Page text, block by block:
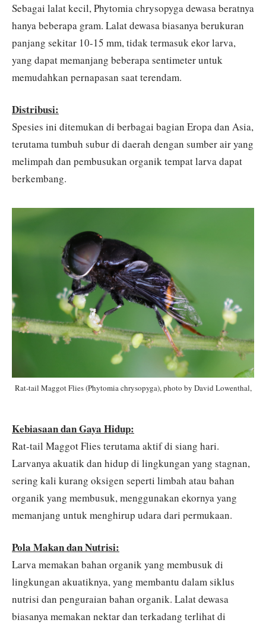
Sebagai lalat kecil, Phytomia chrysopyga dewasa beratnya
hanya beberapa gram. Lalat dewasa biasanya berukuran
panjang sekitar 10-15 mm, tidak termasuk ekor larva,
yang dapat memanjang beberapa sentimeter untuk
memudahkan pernapasan saat terendam.
Distribusi:
Spesies ini ditemukan di berbagai bagian Eropa dan Asia,
terutama tumbuh subur di daerah dengan sumber air yang
melimpah dan pembusukan organik tempat larva dapat
berkembang.
Rat-tail Maggot Flies (Phytomia chrysopyga), photo by David Lowenthal,
Kebiasaan dan Gaya Hidup:
Rat-tail Maggot Flies terutama aktif di siang hari.
Larvanya akuatik dan hidup di lingkungan yang stagnan,
sering kali kurang oksigen seperti limbah atau bahan
organik yang membusuk, menggunakan ekornya yang
memanjang untuk menghirup udara dari permukaan.
Pola Makan dan Nutrisi:
Larva memakan bahan organik yang membusuk di
lingkungan akuatiknya, yang membantu dalam siklus
nutrisi dan penguraian bahan organik. Lalat dewasa
biasanya memakan nektar dan terkadang terlihat di